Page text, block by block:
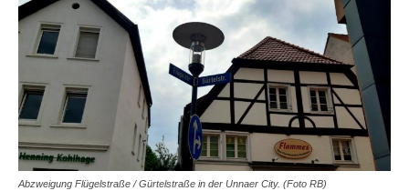
Abzweigung Flügelstraße / Gürtelstraße in der Unnaer City. (Foto RB)